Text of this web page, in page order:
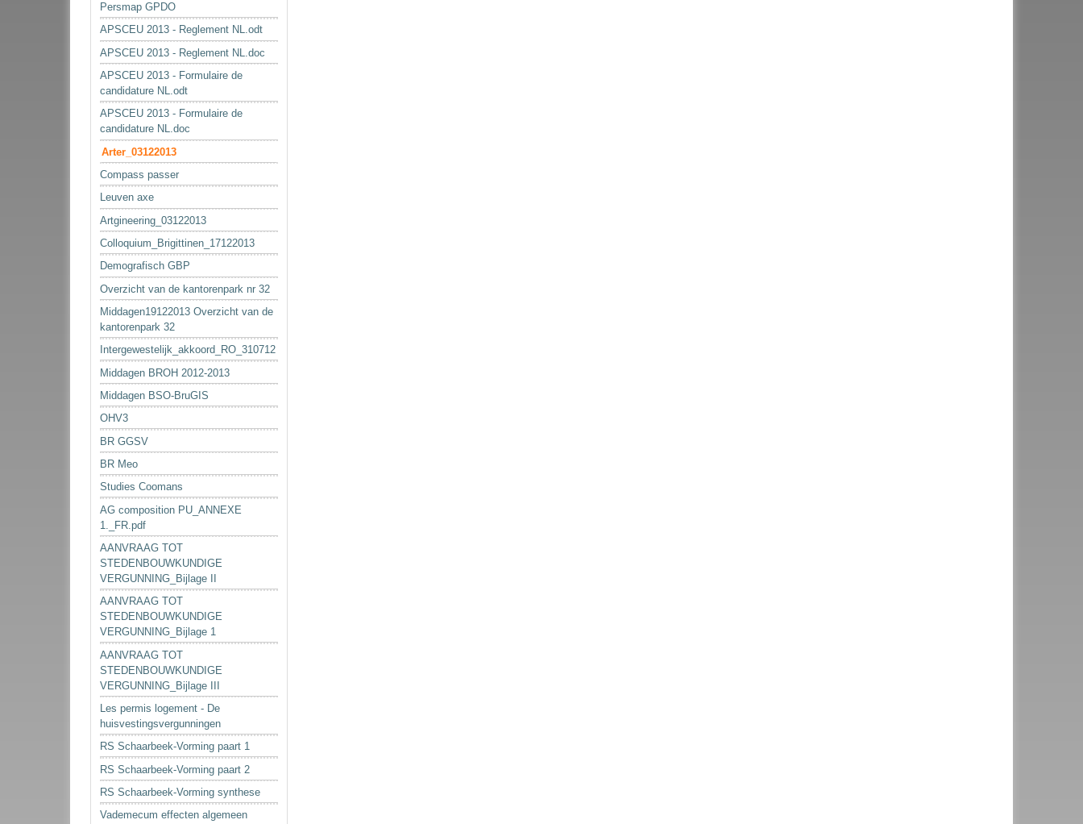
Persmap GPDO
APSCEU 2013 - Reglement NL.odt
APSCEU 2013 - Reglement NL.doc
APSCEU 2013 - Formulaire de
candidature NL.odt
APSCEU 2013 - Formulaire de
candidature NL.doc
Arter_03122013
Compass passer
Leuven axe
Artgineering_03122013
Colloquium_Brigittinen_17122013
Demografisch GBP
Overzicht van de kantorenpark nr 32
Middagen19122013 Overzicht van de
kantorenpark 32
Intergewestelijk_akkoord_RO_310712
Middagen BROH 2012-2013
Middagen BSO-BruGIS
OHV3
BR GGSV
BR Meo
Studies Coomans
AG composition PU_ANNEXE
1._FR.pdf
AANVRAAG TOT
STEDENBOUWKUNDIGE
VERGUNNING_Bijlage II
AANVRAAG TOT
STEDENBOUWKUNDIGE
VERGUNNING_Bijlage 1
AANVRAAG TOT
STEDENBOUWKUNDIGE
VERGUNNING_Bijlage III
Les permis logement - De
huisvestingsvergunningen
RS Schaarbeek-Vorming paart 1
RS Schaarbeek-Vorming paart 2
RS Schaarbeek-Vorming synthese
Vademecum effecten algemeen